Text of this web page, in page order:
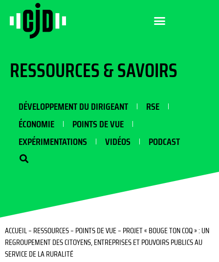
RESSOURCES & SAVOIRS
DÉVELOPPEMENT DU DIRIGEANT
RSE
ÉCONOMIE
POINTS DE VUE
EXPÉRIMENTATIONS
VIDÉOS PODCAST
ACCUEIL– RESSOURCES– POINTS DE VUE– PROJET « BOUGE TON COQ » : UN
REGROUPEMENT DES CITOYENS, ENTREPRISES ET POUVOIRS PUBLICS AU
SERVICE DE LA RURALITÉ